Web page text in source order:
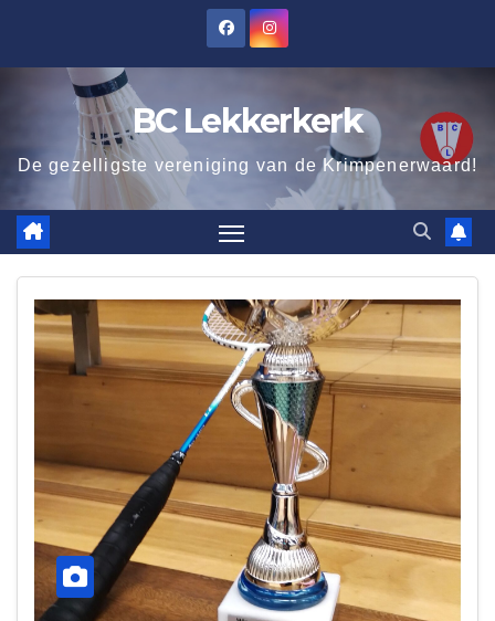
BC Lekkerkerk
De gezelligste vereniging van de Krimpenerwaard!